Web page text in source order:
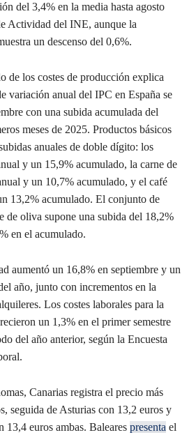
del 3,4% en la media hasta agosto
Actividad del INE, aunque la
un descenso del 0,6%.
de los costes de producción explica
variación anual del IPC en España se
con una subida acumulada del
meses de 2025. Productos básicos
anuales de doble dígito: los
y un 15,9% acumulado, la carne de
y un 10,7% acumulado, y el café
13,2% acumulado. El conjunto de
de oliva supone una subida del 18,2%
en el acumulado.
aumentó un 16,8% en septiembre y un
año, junto con incrementos en la
Los costes laborales para la
un 1,3% en el primer semestre
del año anterior, según la Encuesta
Canarias registra el precio más
seguida de Asturias con 13,2 euros y
13,4 euros ambas. Baleares presenta el